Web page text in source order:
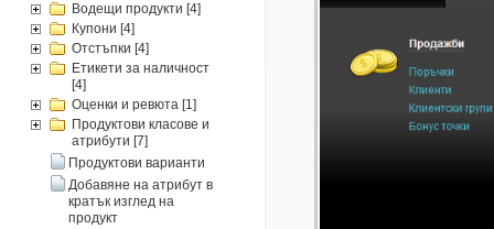
Водещи продукти [4]
Купони [4]
Отстъпки [4]
Етикети за наличност
[4]
Оценки и ревюта [1]
Продуктови класове и
атрибути [7]
Продуктови варианти
Добавяне на атрибут в
кратък изглед на
продукт